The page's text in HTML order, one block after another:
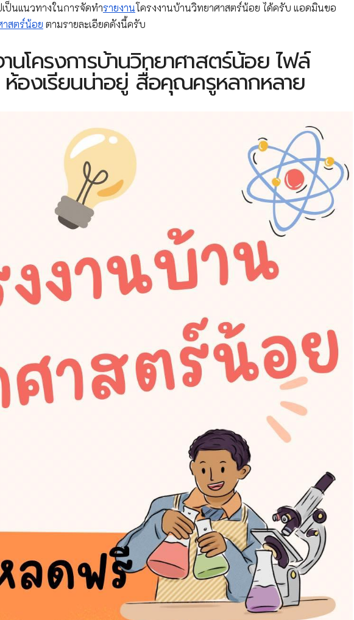
ป็นแนวทางในการจัดทำรายงานโครงงานบ้านวิทยาศาสตร์น้อย ได้ครับ แอดมินขอ
าสตร์น้อย ตามรายละเอียดดังนี้ครับ
นโครงการบ้านวิทยาศาสตร์น้อย ไฟล์
ห้องเรียนน่าอยู่ สื่อคุณครูหลากหลาย